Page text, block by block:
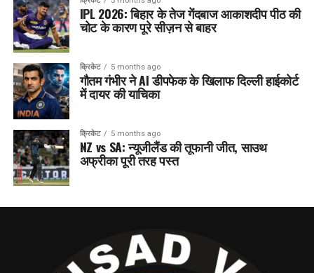
IPL 2026: बिहार के तेज गेंदबाज आकाशदीप पीठ की
चोट के कारण पूरे सीज़न से बाहर
क्रिकेट 5 months ago
गौतम गंभीर ने AI डीपफेक के खिलाफ दिल्ली हाईकोर्ट
में दायर की याचिका
क्रिकेट 5 months ago
NZ vs SA: न्यूजीलैंड की तूफानी जीत, साउथ
अफ्रीका पूरी तरह पस्त